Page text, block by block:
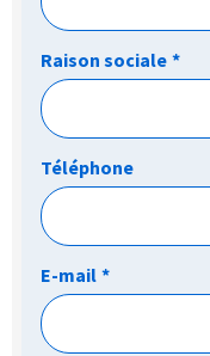
Raison sociale *
Téléphone
E-mail *